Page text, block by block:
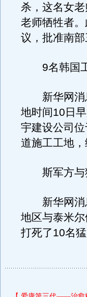
杀，这名女
老师牺牲者
议，批准南
9名韩国工
新华网消
地时间10日
宇建设公司
道施工工地
斯军方与
新华网消
地区与泰米
打死了10名